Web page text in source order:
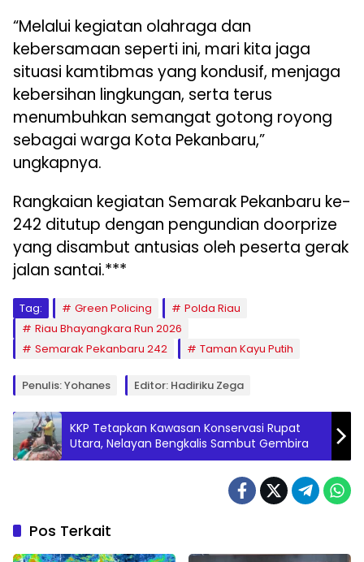
“Melalui kegiatan olahraga dan
kebersamaan seperti ini, mari kita jaga
situasi kamtibmas yang kondusif, menjaga
kebersihan lingkungan, serta terus
menumbuhkan semangat gotong royong
sebagai warga Kota Pekanbaru,”
ungkapnya.
Rangkaian kegiatan Semarak Pekanbaru ke-
242 ditutup dengan pengundian doorprize
yang disambut antusias oleh peserta gerak
jalan santai.***
Tag: Green Policing
Polda Riau
Riau Bhayangkara Run 2026
Semarak Pekanbaru 242
Taman Kayu Putih
Penulis: Yohanes Editor: Hadiriku Zega
KKP Tetapkan Kawasan Konservasi Rupat
Utara, Nelayan Bengkalis Sambut Gembira
Pos Terkait